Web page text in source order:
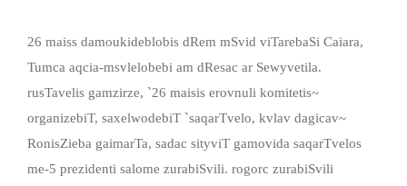
26 maiss damoukideblobis dRem mSvid viTarebaSi Caiara,
Tumca aqcia-msvlelobebi am dResac ar Sewyvetila.
rusTavelis gamzirze, `26 maisis erovnuli komitetis~
organizebiT, saxelwodebiT `saqarTvelo, kvlav dagicav~
RonisZieba gaimarTa, sadac sityviT gamovida saqarTvelos
me-5 prezidenti salome zurabiSvili. rogorc zurabiSvili